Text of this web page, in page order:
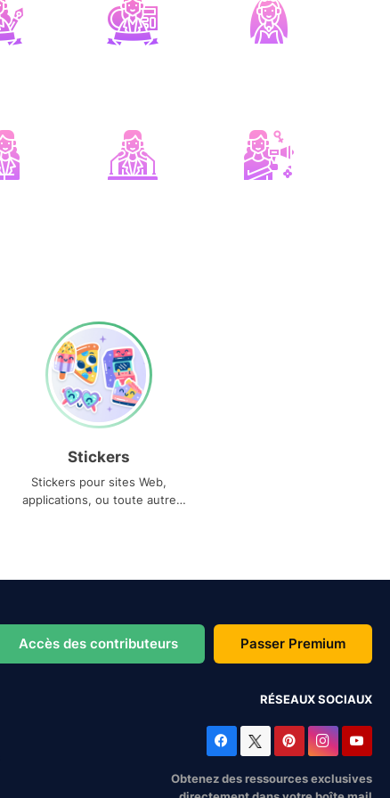
Stickers
Stickers pour sites Web,
applications, ou toute autre
Accès des contributeurs Passer Premium
RÉSEAUX SOCIAUX
Obtenez des ressources exclusives